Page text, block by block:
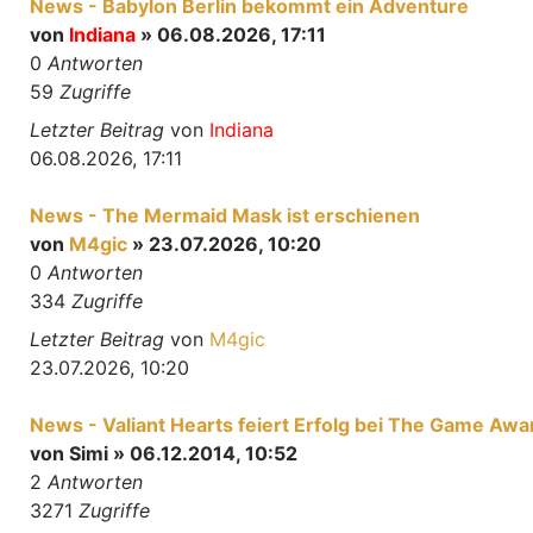
News - Babylon Berlin bekommt ein Adventure
von Indiana » 06.08.2026, 17:11
0 Antworten
59 Zugriffe
Letzter Beitrag von Indiana
06.08.2026, 17:11
News - The Mermaid Mask ist erschienen
von M4gic » 23.07.2026, 10:20
0 Antworten
334 Zugriffe
Letzter Beitrag von M4gic
23.07.2026, 10:20
News - Valiant Hearts feiert Erfolg bei The Game
von Simi » 06.12.2014, 10:52
2 Antworten
3271 Zugriffe